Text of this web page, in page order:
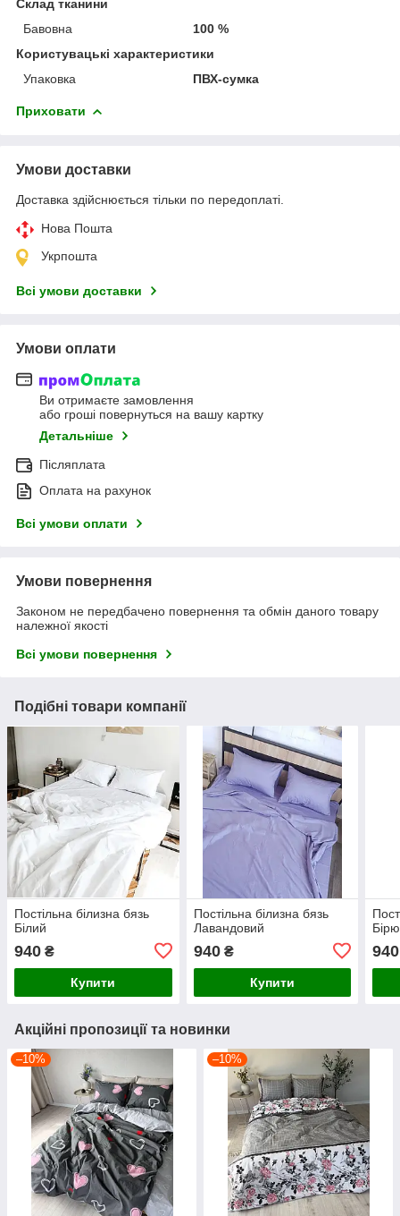
Склад тканини
Бавовна
100 %
Користувацькі характеристики
Упаковка
ПВХ-сумка
Приховати
Умови доставки
Доставка здійснюється тільки по передоплаті.
Нова Пошта
Укрпошта
Всі умови доставки
Умови оплати
Ви отримаєте замовлення
або гроші повернуться на вашу картку
Детальніше
Післяплата
Оплата на рахунок
Всі умови оплати
Умови повернення
Законом не передбачено повернення та обмін даного товару
належної якості
Всі умови повернення
Подібні товари компанії
Постільна білизна бязь
Білий
940 ₴
Купити
Постільна білизна бязь
Лавандовий
940₴
Купити
940
Акційні пропозиції та новинки
–10% –10%